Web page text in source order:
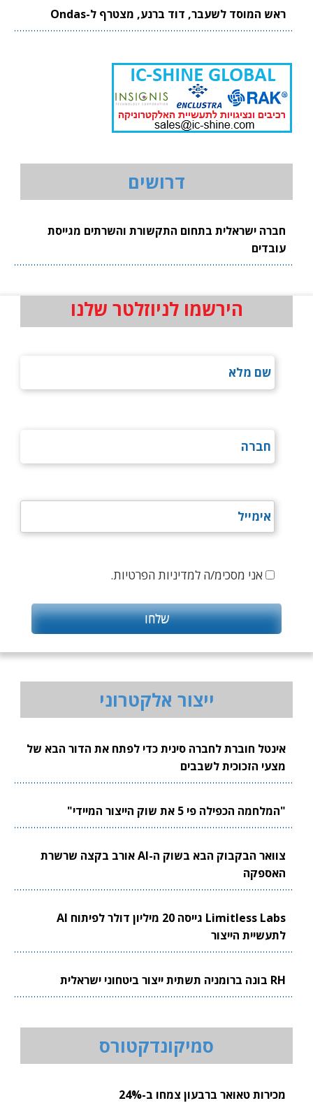
ראש המוסד לשעבר, דוד ברנע, מצטרף ל-Ondas
דרושים
חברה ישראלית בתחום התקשורת והשרתים מגייסת
עובדים
הירשמו לניוזלטר שלנו
אני מסכימ/ה למדיניות הפרטיות.
ייצור אלקטרוני
אינטל חוברת לחברה סינית כדי לפתח את הדור הבא של
מצעי הזכוכית לשבבים
"המלחמה הכפילה פי 5 את שוק הייצור המיידי"
צוואר הבקבוק הבא בשוק ה-AI אורב בקצה שרשרת
האספקה
Limitless Labs גייסה 20 מיליון דולר לפיתוח AI
לתעשיית הייצור
RH בונה ברומניה תשתית ייצור ביטחוני ישראלית
סמיקונדקטורס
מכירות טאואר ברבעון צמחו ב-24%